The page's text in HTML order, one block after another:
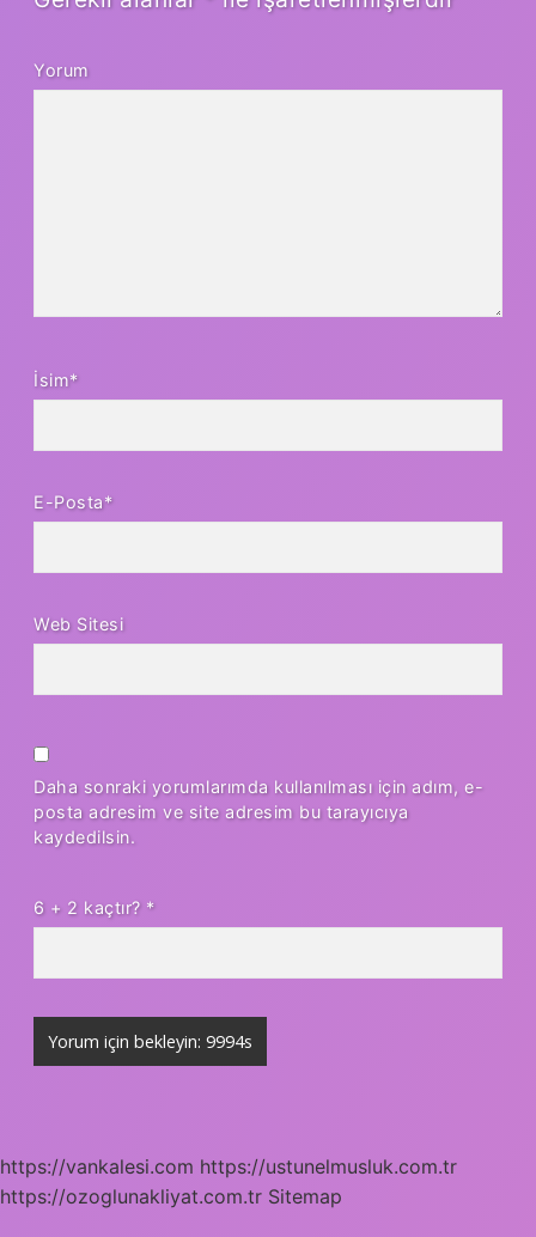
Yorum
İsim*
E-Posta*
Web Sitesi
Daha sonraki yorumlarımda kullanılması için adım, e-
posta adresim ve site adresim bu tarayıcıya
kaydedilsin.
6 + 2 kaçtır? *
https://vankalesi.com https://ustunelmusluk.com.tr
https://ozoglunakliyat.com.tr Sitemap